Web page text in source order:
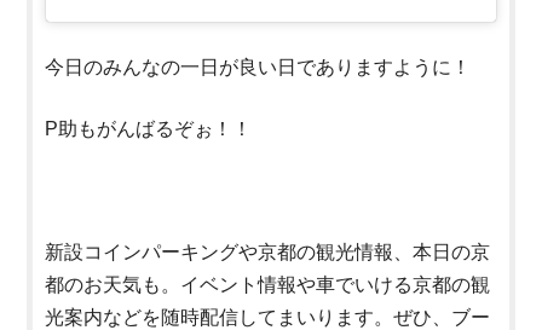
今日のみんなの一日が良い日でありますように！
P助もがんばるぞぉ！！
新設コインパーキングや京都の観光情報、本日の京
都のお天気も。イベント情報や車でいける京都の観
光案内などを随時配信してまいります。ぜひ、ブー